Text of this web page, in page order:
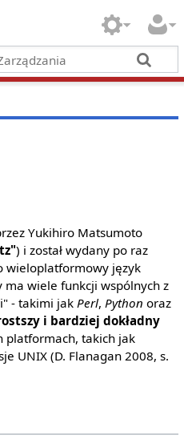
Yukihiro Matsumoto
) i został wydany po raz
wieloplatformowy język
wiele funkcji wspólnych z
- takimi jak Perl, Python oraz
i bardziej dokładny
platformach, takich jak
UNIX (D. Flanagan 2008, s.